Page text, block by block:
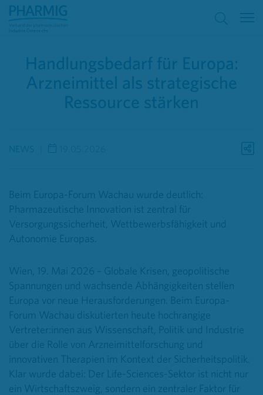
Handlungsbedarf für Europa:
Arzneimittel als strategische
Ressource stärken
NEWS
Beim Europa-Forum Wachau wurde deutlich:
Pharmazeutische Innovation ist zentral für
Versorgungssicherheit, Wettbewerbsfähigkeit und
Autonomie Europas.
Wien, 19. Mai 2026 – Globale Krisen, geopolitische
Spannungen und wachsende Abhängigkeiten stellen
Europa vor neue Herausforderungen. Beim Europa-
Forum Wachau diskutierten heute hochrangige
Vertreter:innen aus Wissenschaft, Politik und Industrie
über die Rolle von Arzneimittelforschung und
innovativen Therapien im Kontext der Sicherheitspolitik.
Klar wurde dabei: Der Life-Sciences-Sektor ist nicht nur
ein Wirtschaftszweig, sondern ein zentraler Faktor für